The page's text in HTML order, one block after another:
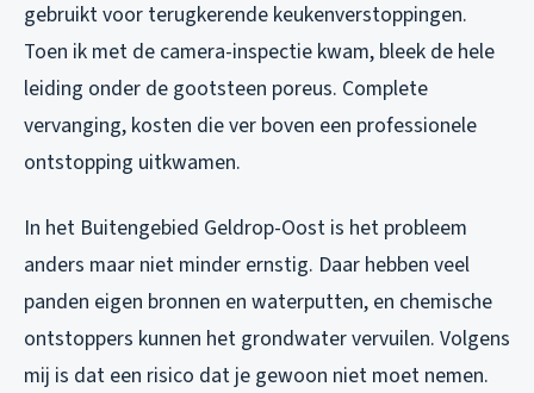
gebruikt voor terugkerende keukenverstoppingen.
Toen ik met de camera-inspectie kwam, bleek de hele
leiding onder de gootsteen poreus. Complete
vervanging, kosten die ver boven een professionele
ontstopping uitkwamen.
In het Buitengebied Geldrop-Oost is het probleem
anders maar niet minder ernstig. Daar hebben veel
panden eigen bronnen en waterputten, en chemische
ontstoppers kunnen het grondwater vervuilen. Volgens
mij is dat een risico dat je gewoon niet moet nemen.